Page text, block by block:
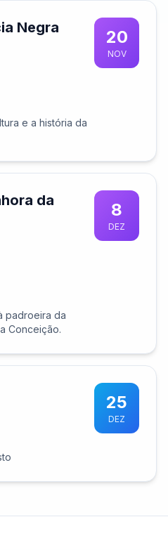
Negra
e a história da
20
NOV
da
padroeira da
Conceição.
8
DEZ
25
DEZ